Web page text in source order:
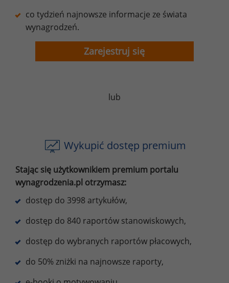
co tydzień najnowsze informacje ze świata
wynagrodzeń.
Zarejestruj się
lub
Wykupić dostęp premium
Stając się użytkownikiem premium portalu
wynagrodzenia.pl otrzymasz:
dostęp do 3998 artykułów,
dostęp do 840 raportów stanowiskowych,
dostęp do wybranych raportów płacowych,
do 50% zniżki na najnowsze raporty,